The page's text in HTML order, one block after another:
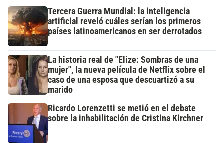
Tercera Guerra Mundial: la inteligencia
artificial reveló cuáles serían los primeros
países latinoamericanos en ser derrotados
La historia real de "Elize: Sombras de una
mujer", la nueva película de Netflix sobre el
caso de una esposa que descuartizó a su
marido
Ricardo Lorenzetti se metió en el debate
sobre la inhabilitación de Cristina Kirchner